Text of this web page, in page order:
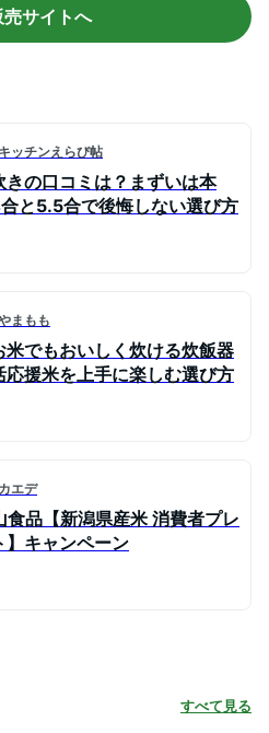
売サイトへ
キッチンえらび帖
きの口コミは？まずいは本
と5.5合で後悔しない選び方
まもも
米でもおいしく炊ける炊飯器
応援米を上手に楽しむ選び方
カエデ
品【新潟県産米 消費者プレ
】キャンペーン
すべて見る